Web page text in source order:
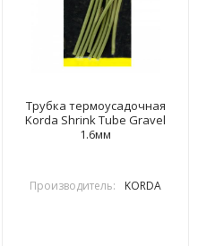
Трубка термоусадочная
Korda Shrink Tube Gravel
1.6мм
Производитель: KORDA